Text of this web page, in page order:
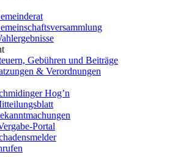
Gebühren und Beiträge
& Verordnungen
Hog’n
Portal